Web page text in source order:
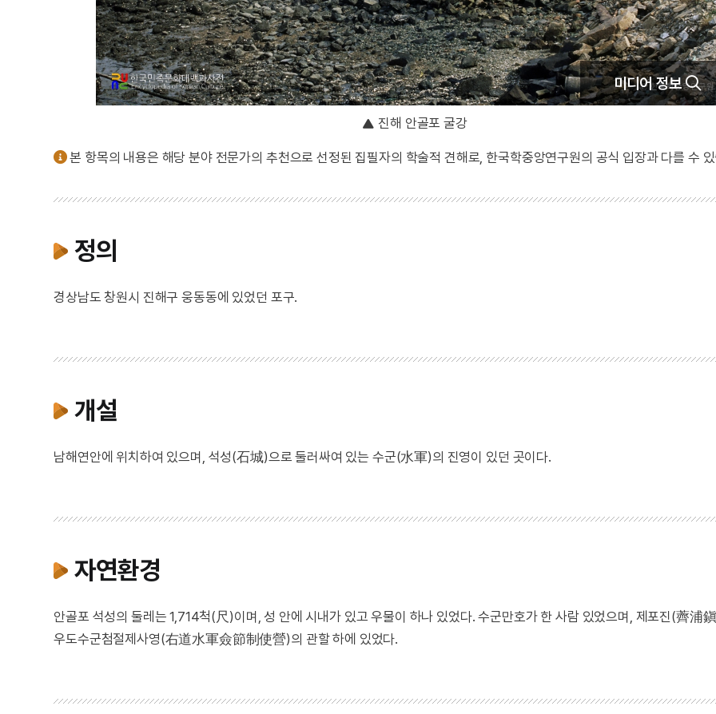
미디어 정보
진해 안골포 굴강
본 항목의 내용은 해당 분야 전문가의 추천으로 선정된 집필자의 학술적 견해로, 한국학중앙연구원의 공식 입장과 다를 수
정의
경상남도 창원시 진해구 웅동동에 있었던 포구.
개설
남해연안에 위치하여 있으며, 석성(石城)으로 둘러싸여 있는 수군(水軍)의 진영이 있던 곳이다.
자연환경
안골포 석성의 둘레는 1,714척(尺)이며, 성 안에 시내가 있고 우물이 하나 있었다. 수군만호가 한 사람 있었으며, 제포진(薺浦
우도수군첨절제사영(右道水軍僉節制使營)의 관할 하에 있었다.